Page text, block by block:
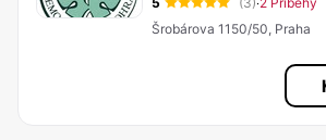
·
Šrobárova 1150/50, Praha